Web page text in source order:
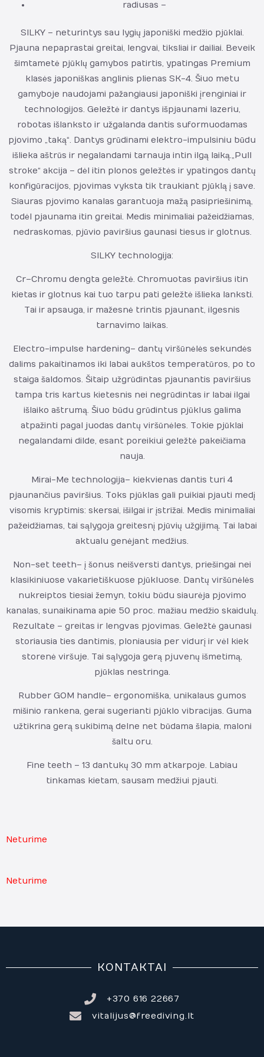
radiusas –
SILKY – neturintys sau lygių japoniški medžio pjūklai.
Pjauna nepaprastai greitai, lengvai, tiksliai ir dailiai. Beveik
šimtametė pjūklų gamybos patirtis, ypatingas Premium
klasės japoniškas anglinis plienas SK-4. Šiuo metu
gamyboje naudojami pažangiausi japoniški įrenginiai ir
technologijos. Geležtė ir dantys išpjaunami lazeriu,
robotas išlanksto ir užgalanda dantis suformuodamas
pjovimo „taką“. Dantys grūdinami elektro-impulsiniu būdu
išlieka aštrūs ir negalandami tarnauja intin ilgą laiką. „Pull
stroke“ akcija – dėl itin plonos geležtės ir ypatingos dantų
konfigūracijos, pjovimas vyksta tik traukiant pjūklą į save.
Siauras pjovimo kanalas garantuoja mažą pasipriešinimą,
todėl pjaunama itin greitai. Medis minimaliai pažeidžiamas,
nedraskomas, pjūvio paviršius gaunasi tiesus ir glotnus.
SILKY technologija:
Cr – Chromu dengta geležtė. Chromuotas paviršius itin
kietas ir glotnus kai tuo tarpu pati geležtė išlieka lanksti.
Tai ir apsauga, ir mažesnė trintis pjaunant, ilgesnis
tarnavimo laikas.
Electro-impulse hardening – dantų viršūnėlės sekundės
dalims pakaitinamos iki labai aukštos temperatūros, po to
staiga šaldomos. Šitaip užgrūdintas pjaunantis paviršius
tampa tris kartus kietesnis nei negrūdintas ir labai ilgai
išlaiko aštrumą. Šiuo būdu grūdintus pjūklus galima
atpažinti pagal juodas dantų viršūnėles. Tokie pjūklai
negalandami dilde, esant poreikiui geležtė pakeičiama
nauja.
Mirai-Me technologija – kiekvienas dantis turi 4
pjaunančius paviršius. Toks pjūklas gali puikiai pjauti medį
visomis kryptimis: skersai, išilgai ir įstrižai. Medis minimaliai
pažeidžiamas, tai sąlygoja greitesnį pjūvių užgijimą. Tai labai
aktualu genėjant medžius.
Non-set teeth – į šonus neišversti dantys, priešingai nei
klasikiniuose vakarietiškuose pjūkluose. Dantų viršūnėlės
nukreiptos tiesiai žemyn, tokiu būdu siaurėja pjovimo
kanalas, sunaikinama apie 50 proc. mažiau medžio skaidulų.
Rezultate – greitas ir lengvas pjovimas. Geležtė gaunasi
storiausia ties dantimis, ploniausia per vidurį ir vėl kiek
storenė viršuje. Tai sąlygoja gerą pjuvenų išmetimą,
pjūklas nestringa.
Rubber GOM handle – ergonomiška, unikalaus gumos
mišinio rankena, gerai sugerianti pjūklo vibracijas. Guma
užtikrina gerą sukibimą delne net būdama šlapia, maloni
šaltu oru.
Fine teeth – 13 dantukų 30 mm atkarpoje. Labiau
tinkamas kietam, sausam medžiui pjauti.
Neturime
Neturime
KONTAKTAI
+370 616 22667
vitalijus@freediving.lt